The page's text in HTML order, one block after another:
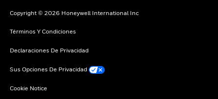
Copyright © 2026 Honeywell International Inc
Términos Y Condiciones
Declaraciones De Privacidad
Sus Opciones De Privacidad
Cookie Notice